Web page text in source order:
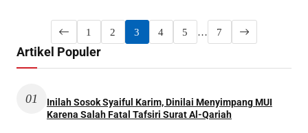
1 2 3 4 5 … 7
Artikel Populer
01
Inilah Sosok Syaiful Karim, Dinilai Menyimpang MUI
Karena Salah Fatal Tafsiri Surat Al-Qariah